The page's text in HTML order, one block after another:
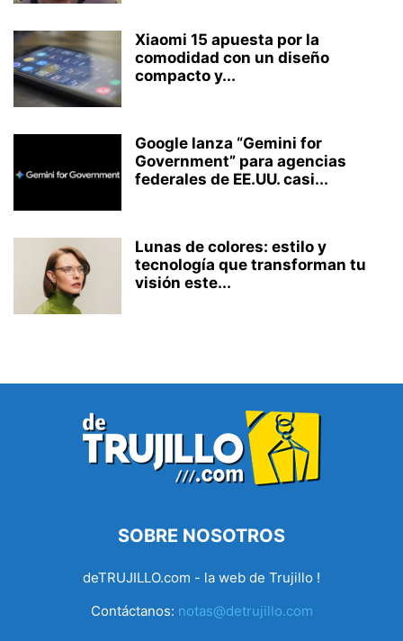
Xiaomi 15 apuesta por la
comodidad con un diseño
compacto y...
Google lanza “Gemini for
Government” para agencias
federales de EE.UU. casi...
Lunas de colores: estilo y
tecnología que transforman tu
visión este...
SOBRE NOSOTROS
deTRUJILLO.com - la web de Trujillo !
Contáctanos: notas@detrujillo.com